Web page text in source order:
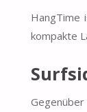
HangTime
kompakte